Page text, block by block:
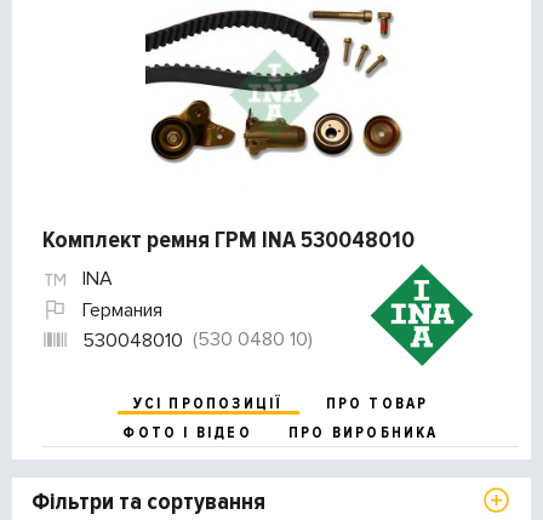
Комплект ремня ГРМ INA 530048010
INA
Германия
530048010 (530 0480 10)
УСІ ПРОПОЗИЦІЇ
ПРО ТОВАР
ФОТО І ВІДЕО
ПРО ВИРОБНИКА
Фільтри та сортування